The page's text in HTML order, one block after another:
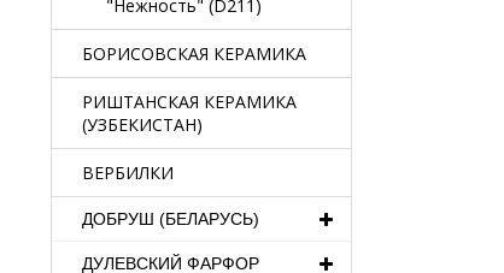
"Нежность" (D211)
БОРИСОВСКАЯ КЕРАМИКА
РИШТАНСКАЯ КЕРАМИКА
(УЗБЕКИСТАН)
ВЕРБИЛКИ
ДОБРУШ (БЕЛАРУСЬ)
ДУЛЕВСКИЙ ФАРФОР